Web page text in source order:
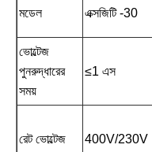
মডেল এক্সজিটি -30
ভোল্টেজ
পুনরুদ্ধারের
সময়
≤1 এস
রেট ভোল্টেজ 400V/230V